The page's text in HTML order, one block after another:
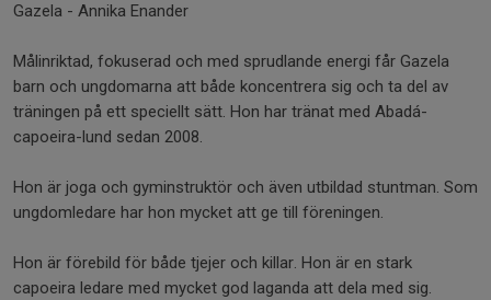
Gazela - Annika Enander
Målinriktad, fokuserad och med sprudlande energi får Gazela
barn och ungdomarna att både koncentrera sig och ta del av
träningen på ett speciellt sätt. Hon har tränat med Abadá-
capoeira-lund sedan 2008.
Hon är joga och gyminstruktör och även utbildad stuntman. Som
ungdomledare har hon mycket att ge till föreningen.
Hon är förebild för både tjejer och killar. Hon är en stark
capoeira ledare med mycket god laganda att dela med sig.